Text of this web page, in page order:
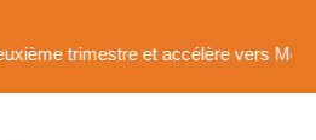
trimestre et accélère vers